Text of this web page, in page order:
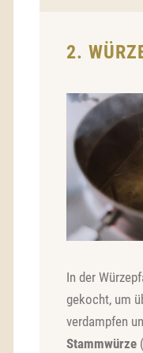
2.
In der
gekocht, um
verdampfen
Stammwürze